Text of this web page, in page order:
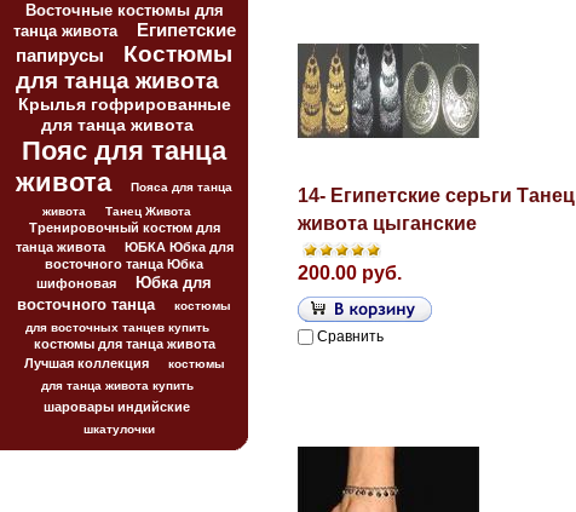
Восточные костюмы для
танца живота
Египетские
папирусы
Костюмы
для танца живота
Крылья гофрированные
для танца живота
Пояс для танца
живота
Пояса для танца
живота
Танец Живота
Тренировочный костюм для
танца живота
ЮБКА Юбка для
восточного танца Юбка
шифоновая
Юбка для
восточного танца
костюмы
для восточных танцев купить
костюмы для танца живота
Лучшая коллекция
костюмы
для танца живота купить
шаровары индийские
шкатулочки
14- Египетские серьги Танец
живота цыганские
200.00 руб.
Сравнить